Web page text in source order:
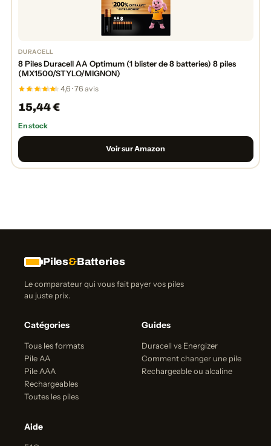
DURACELL
8 Piles Duracell AA Optimum (1 blister de 8 batteries) 8 piles
(MX1500/STYLO/MIGNON)
4,6 · 76 avis
15,44 €
En stock
Voir sur Amazon
Piles&Batteries
Le comparateur qui vous fait payer vos piles
au juste prix.
Catégories
Tous les formats
Pile AA
Pile AAA
Rechargeables
Toutes les piles
Guides
Duracell vs Energizer
Comment changer une pile
Rechargeable ou alcaline
Aide